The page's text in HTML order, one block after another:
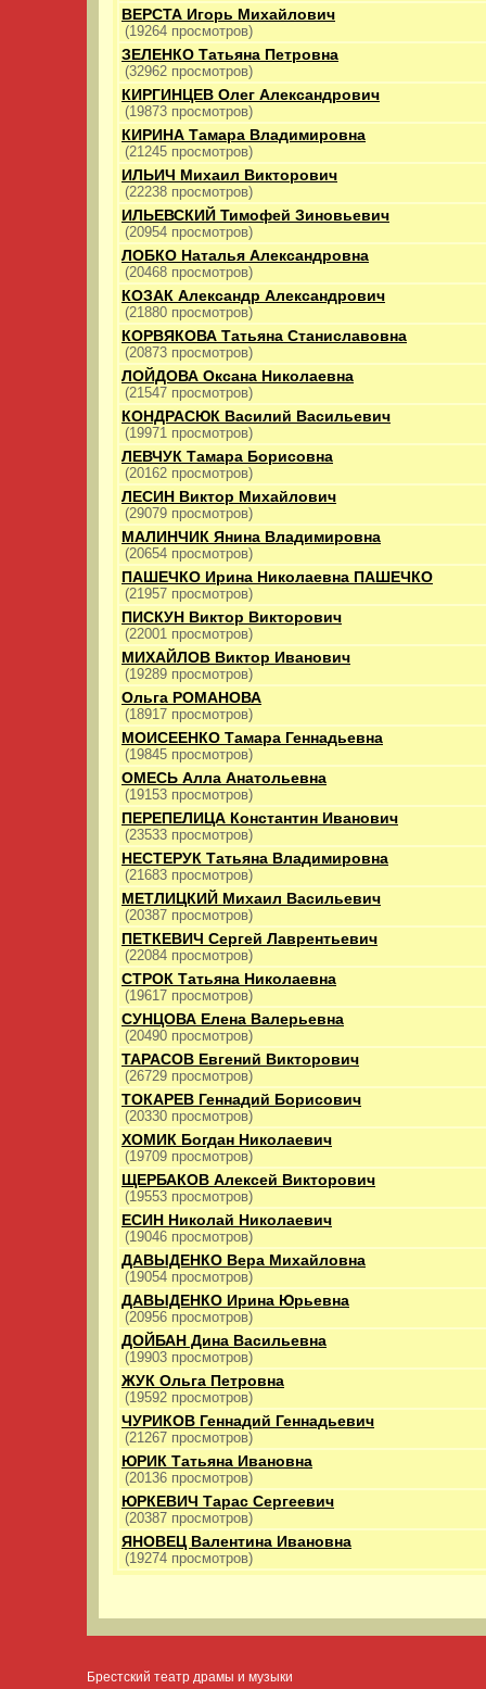
ВЕРСТА Игорь Михайлович
(19264 просмотров)
ЗЕЛЕНКО Татьяна Петровна
(32962 просмотров)
КИРГИНЦЕВ Олег Александрович
(19873 просмотров)
КИРИНА Тамара Владимировна
(21245 просмотров)
ИЛЬИЧ Михаил Викторович
(22238 просмотров)
ИЛЬЕВСКИЙ Тимофей Зиновьевич
(20954 просмотров)
ЛОБКО Наталья Александровна
(20468 просмотров)
КОЗАК Александр Александрович
(21880 просмотров)
КОРВЯКОВА Татьяна Станиславовна
(20873 просмотров)
ЛОЙДОВА Оксана Николаевна
(21547 просмотров)
КОНДРАСЮК Василий Васильевич
(19971 просмотров)
ЛЕВЧУК Тамара Борисовна
(20162 просмотров)
ЛЕСИН Виктор Михайлович
(29079 просмотров)
МАЛИНЧИК Янина Владимировна
(20654 просмотров)
ПАШЕЧКО Ирина Николаевна ПАШЕЧКО
(21957 просмотров)
ПИСКУН Виктор Викторович
(22001 просмотров)
МИХАЙЛОВ Виктор Иванович
(19289 просмотров)
Ольга РОМАНОВА
(18917 просмотров)
МОИСЕЕНКО Тамара Геннадьевна
(19845 просмотров)
ОМЕСЬ Алла Анатольевна
(19153 просмотров)
ПЕРЕПЕЛИЦА Константин Иванович
(23533 просмотров)
НЕСТЕРУК Татьяна Владимировна
(21683 просмотров)
МЕТЛИЦКИЙ Михаил Васильевич
(20387 просмотров)
ПЕТКЕВИЧ Сергей Лаврентьевич
(22084 просмотров)
СТРОК Татьяна Николаевна
(19617 просмотров)
СУНЦОВА Елена Валерьевна
(20490 просмотров)
ТАРАСОВ Евгений Викторович
(26729 просмотров)
ТОКАРЕВ Геннадий Борисович
(20330 просмотров)
ХОМИК Богдан Николаевич
(19709 просмотров)
ЩЕРБАКОВ Алексей Викторович
(19553 просмотров)
ЕСИН Николай Николаевич
(19046 просмотров)
ДАВЫДЕНКО Вера Михайловна
(19054 просмотров)
ДАВЫДЕНКО Ирина Юрьевна
(20956 просмотров)
ДОЙБАН Дина Васильевна
(19903 просмотров)
ЖУК Ольга Петровна
(19592 просмотров)
ЧУРИКОВ Геннадий Геннадьевич
(21267 просмотров)
ЮРИК Татьяна Ивановна
(20136 просмотров)
ЮРКЕВИЧ Тарас Сергеевич
(20387 просмотров)
ЯНОВЕЦ Валентина Ивановна
(19274 просмотров)
Брестский театр драмы и музыки